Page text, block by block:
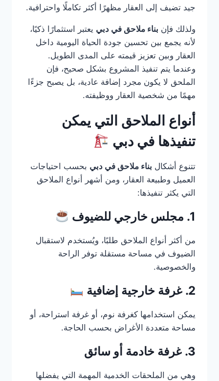
جيد تضيف إلى العقار مظهرًا أكثر تكاملًا واحترافية.
ولذلك فإن بناء ملاحق في دبي يعتبر استثمارًا ذكيًا،
لأنه يجمع بين تحسين جودة الحياة اليومية داخل
العقار وبين تعزيز قيمته على المدى الطويل.
وعندما يتم تنفيذ المشروع بشكل صحيح، فإن
الملحق لا يكون مجرد إضافة عادية، بل يصبح جزءًا
مهمًا من شخصية العقار ووظيفته.
أنواع الملاحق التي يمكن
تنفيذها في دبي
تتنوع أشكال بناء ملاحق في دبي بحسب احتياجات
العميل وطبيعة العقار، ومن أشهر أنواع الملاحق
التي يكثر تنفيذها:
1. مجلس خارجي للضيوف
من أكثر أنواع الملاحق طلبًا، ويُستخدم لاستقبال
الضيوف في مساحة مستقلة توفر الراحة
والخصوصية.
2. غرفة خارجية إضافية
يمكن استخدامها كغرفة نوم، أو غرفة استراحة، أو
مساحة متعددة الأغراض بحسب الحاجة.
3. غرفة خادمة أو سائق
وهي من الملحقات الخدمية المهمة التي يفضلها